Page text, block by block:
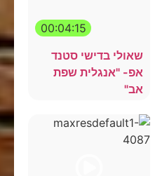
00:04:15
שאולי בדישי סטנד
אפ- "אנגלית שפת
אב"